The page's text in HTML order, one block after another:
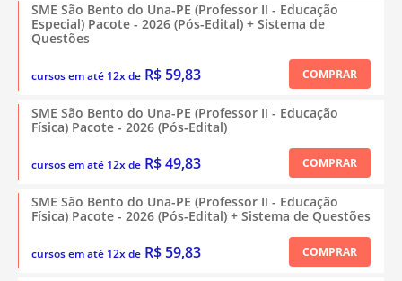
SME São Bento do Una-PE (Professor II - Educação
Especial) Pacote - 2026 (Pós-Edital) + Sistema de
Questões
cursos em até 12x de R$ 59,83 COMPRAR
SME São Bento do Una-PE (Professor II - Educação
Física) Pacote - 2026 (Pós-Edital)
cursos em até 12x de R$ 49,83 COMPRAR
SME São Bento do Una-PE (Professor II - Educação
Física) Pacote - 2026 (Pós-Edital) + Sistema de Questões
cursos em até 12x de R$ 59,83 COMPRAR